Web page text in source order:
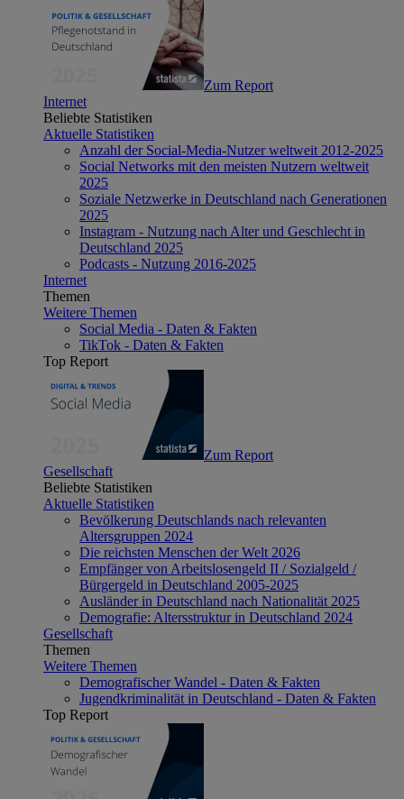
Zum Report
Internet
Beliebte Statistiken
Aktuelle Statistiken
Anzahl der Social-Media-Nutzer weltweit 2012-2025
Social Networks mit den meisten Nutzern weltweit
2025
Soziale Netzwerke in Deutschland nach Generationen
2025
Instagram - Nutzung nach Alter und Geschlecht in
Deutschland 2025
Podcasts - Nutzung 2016-2025
Internet
Themen
Weitere Themen
Social Media - Daten & Fakten
TikTok - Daten & Fakten
Top Report
Zum Report
Gesellschaft
Beliebte Statistiken
Aktuelle Statistiken
Bevölkerung Deutschlands nach relevanten
Altersgruppen 2024
Die reichsten Menschen der Welt 2026
Empfänger von Arbeitslosengeld II / Sozialgeld /
Bürgergeld in Deutschland 2005-2025
Ausländer in Deutschland nach Nationalität 2025
Demografie: Altersstruktur in Deutschland 2024
Gesellschaft
Themen
Weitere Themen
Demografischer Wandel - Daten & Fakten
Jugendkriminalität in Deutschland - Daten & Fakten
Top Report